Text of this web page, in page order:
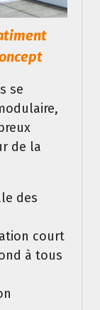
se
de la
des
court
à tous